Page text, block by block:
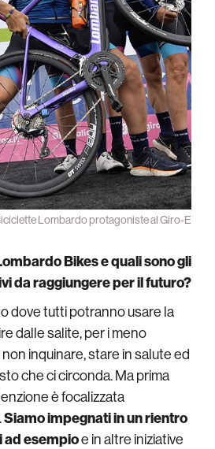
Lombardo protagoniste al Giro-E
Bikes e quali sono gli
da raggiungere per il futuro?
dove tutti potranno usare la
dalle salite, per i meno
inquinare, stare in salute ed
che ci circonda. Ma prima
è focalizzata
Siamo impegnati in un rientro
ad esempioe in altre iniziative